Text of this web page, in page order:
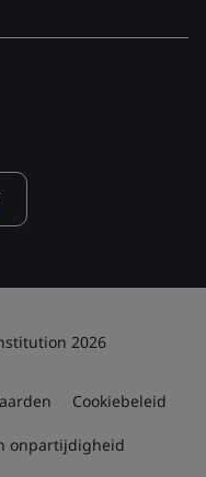
2026
Cookiebeleid
onpartijdigheid